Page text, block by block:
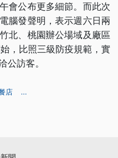
會公布更多細節。而此次
腦發聲明，表示週六日兩
北、桃園辦公場域及廠區
，比照三級防疫規範，實
公訪客。
店 ...